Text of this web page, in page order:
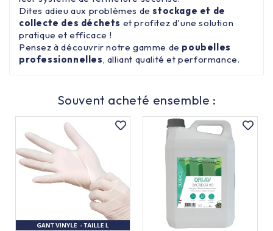
Dites adieu aux problèmes destockage et de
collecte des déchets et profitez d'une solution
pratique et efficace !
Pensez à découvrir notre gamme de poubelles
professionnelles, alliant qualité et performance.
Souvent acheté ensemble :